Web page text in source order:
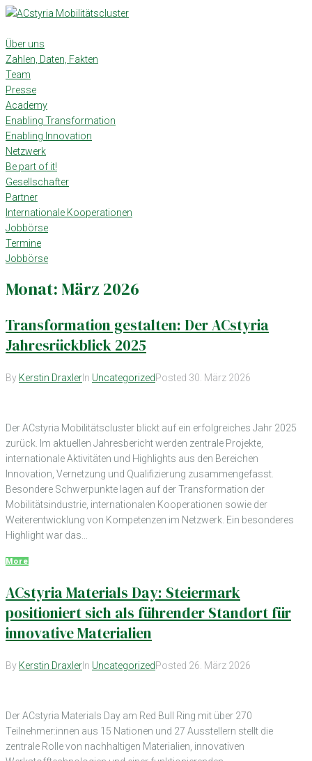
Skip
content
Über uns
Zahlen, Daten, Fakten
Team
Presse
Academy
Enabling Transformation
Enabling Innovation
Netzwerk
Be part of it!
Gesellschafter
Partner
Internationale Kooperationen
Jobbörse
Termine
Jobbörse
Monat: März 2026
Transformation gestalten: Der ACstyria
Jahresrückblick 2025
By Kerstin Draxler In UncategorizedPosted 30. März 2026
Der ACstyria Mobilitätscluster blickt auf ein erfolgreiches Jahr 2025
zurück. Im aktuellen Jahresbericht werden zentrale Projekte,
internationale Aktivitäten und Highlights aus den Bereichen
Innovation, Vernetzung und Qualifizierung zusammengefasst.
Besondere Schwerpunkte lagen auf der Transformation der
Mobilitätsindustrie, internationalen Kooperationen sowie der
Weiterentwicklung von Kompetenzen im Netzwerk. Ein besonderes
Highlight war das...
More
ACstyria Materials Day: Steiermark
positioniert sich als führender Standort für
innovative Materialien
By Kerstin Draxler In UncategorizedPosted 26. März 2026
Der ACstyria Materials Day am Red Bull Ring mit über 270
Teilnehmer:innen aus 15 Nationen und 27 Ausstellern stellt die
zentrale Rolle von nachhaltigen Materialien, innovativen